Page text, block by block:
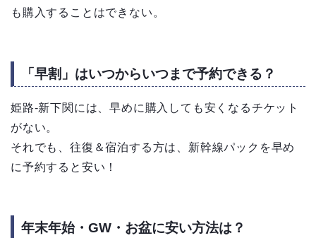
も購入することはできない。
「早割」はいつからいつまで予約できる？
姫路-新下関には、早めに購入しても安くなるチケット
がない。
それでも、往復＆宿泊する方は、新幹線パックを早め
に予約すると安い！
年末年始・GW・お盆に安い方法は？